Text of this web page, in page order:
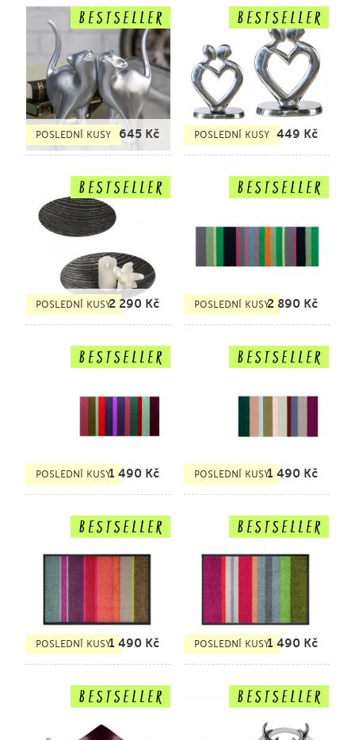
POSLEDNÍ KUSY 645 Kč POSLEDNÍ KUSY 449 Kč
POSLEDNÍ KUSY2 290 Kč POSLEDNÍ KUSY2 890 Kč
POSLEDNÍ KUSY1 490 Kč POSLEDNÍ KUSY1 490 Kč
POSLEDNÍ KUSY1 490 Kč POSLEDNÍ KUSY1 490 Kč